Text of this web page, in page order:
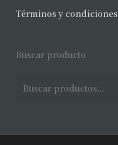
Términos y condiciones
Buscar producto